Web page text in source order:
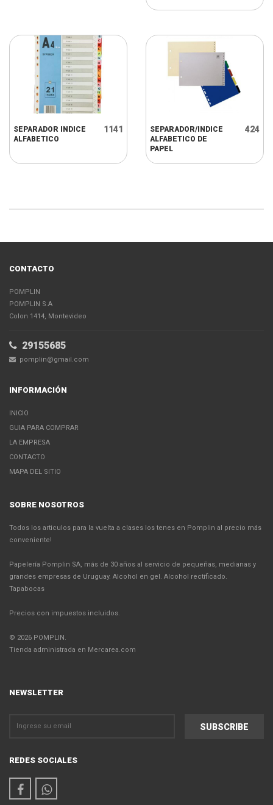
SEPARADOR INDICE
ALFABETICO
1141
SEPARADOR/INDICE
ALFABETICO DE
PAPEL
424
CONTACTO
POMPLIN
POMPLIN S.A
Colon 1414, Montevideo
29155685
pomplin@gmail.com
INFORMACIÓN
INICIO
GUIA PARA COMPRAR
LA EMPRESA
CONTACTO
MAPA DEL SITIO
SOBRE NOSOTROS
Todos los articulos para la vuelta a clases los tenes en Pomplin al precio más
conveniente!
Papelería Pomplin SA, más de 30 años al servicio de pequeñas, medianas y
grandes empresas de Uruguay. Alcohol en gel. Alcohol rectificado.
Tapabocas
Precios con impuestos incluidos.
© 2026 POMPLIN.
Tienda administrada en Mercarea.com
NEWSLETTER
REDES SOCIALES